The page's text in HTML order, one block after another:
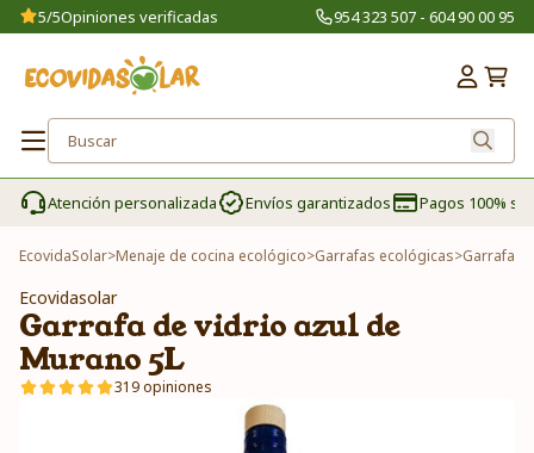
5/5Opiniones verificadas 954 323 507 - 604 90 00 95
Atención personalizada Envíos garantizados Pagos 100%
EcovidaSolar>Menaje de cocina ecológico>Garrafas ecológicas>Garrafa
Ecovidasolar
Garrafa de vidrio azul de
Murano 5L
319 opiniones